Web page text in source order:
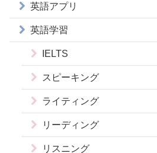
英語アプリ
英語学習
IELTS
スピーキング
ライティング
リーディング
リスニング